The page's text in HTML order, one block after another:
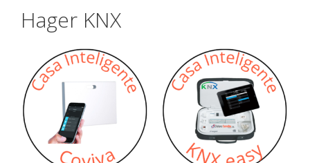
Hager KNX